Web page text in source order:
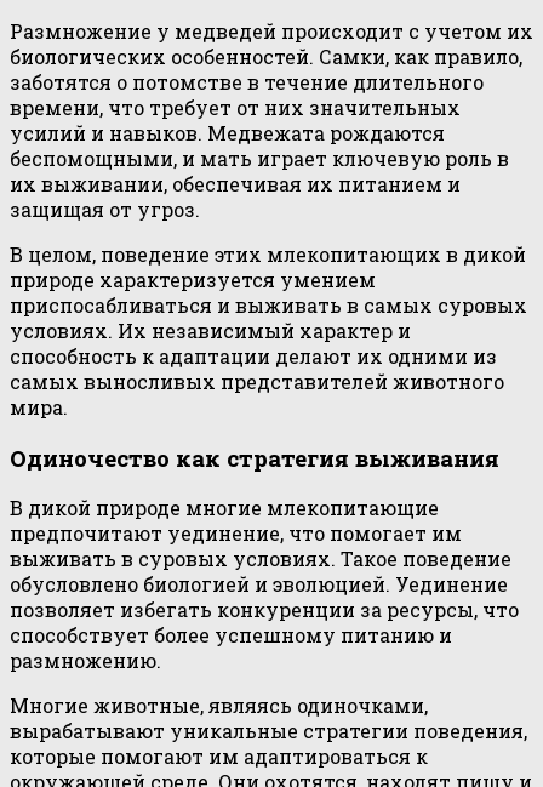
Размножение у медведей происходит с учетом их
биологических особенностей. Самки, как правило,
заботятся о потомстве в течение длительного
времени, что требует от них значительных
усилий и навыков. Медвежата рождаются
беспомощными, и мать играет ключевую роль в
их выживании, обеспечивая их питанием и
защищая от угроз.
В целом, поведение этих млекопитающих в дикой
природе характеризуется умением
приспосабливаться и выживать в самых суровых
условиях. Их независимый характер и
способность к адаптации делают их одними из
самых выносливых представителей животного
мира.
Одиночество как стратегия выживания
В дикой природе многие млекопитающие
предпочитают уединение, что помогает им
выживать в суровых условиях. Такое поведение
обусловлено биологией и эволюцией. Уединение
позволяет избегать конкуренции за ресурсы, что
способствует более успешному питанию и
размножению.
Многие животные, являясь одиночками,
вырабатывают уникальные стратегии поведения,
которые помогают им адаптироваться к